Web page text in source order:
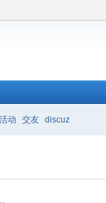
活动 交友 discuz